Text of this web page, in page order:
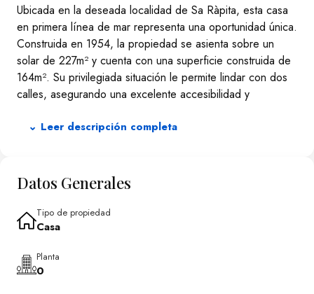
Ubicada en la deseada localidad de Sa Ràpita, esta casa
en primera línea de mar representa una oportunidad única.
Construida en 1954, la propiedad se asienta sobre un
solar de 227m² y cuenta con una superficie construida de
164m². Su privilegiada situación le permite lindar con dos
calles, asegurando una excelente accesibilidad y
comedor y la cocina, ambos equipados con chimenea,
proporcionan un ambiente acogedor. Además, la casa
cuenta con preinstalación para calefacción, lo que
contribuye al confort en cualquier época del año.
Entre sus características destacadas se incluye una terraza
frontal con vistas directas al mar, ideal para el disfrute al
⌄ Leer descripción completa
Datos Generales
Tipo de propiedad
Casa
Planta
0